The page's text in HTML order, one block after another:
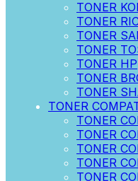
TONER
TONER
TONER
TONER
TONER HP
TONER
TONER
TONER
TONER
TONER
TONER
TONER
TONER